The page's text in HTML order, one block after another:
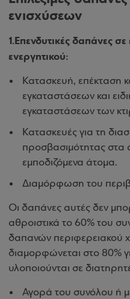
ενισχύσεων
1.Επενδυτικές δαπάνες
ενεργητικού:
Κατασκευή, επέκταση
εγκαταστάσεων και
εγκαταστάσεων των
Κατασκευές για τη
προσβασιμότητας στα
εμποδιζόμενα άτομα.
Διαμόρφωση του
Οι δαπάνες αυτές δεν
αθροιστικά το 60% του
δαπανών περιφερειακού
διαμορφώνεται στο 80%
υλοποιούνται σε
Αγορά του συνόλου ή